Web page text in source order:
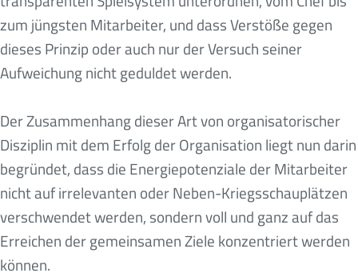
zum jüngsten Mitarbeiter, und dass Verstöße gegen
dieses Prinzip oder auch nur der Versuch seiner
Aufweichung nicht geduldet werden.
Der Zusammenhang dieser Art von organisatorischer
Disziplin mit dem Erfolg der Organisation liegt nun darin
begründet, dass die Energiepotenziale der Mitarbeiter
nicht auf irrelevanten oder Neben-Kriegsschauplätzen
verschwendet werden, sondern voll und ganz auf das
Erreichen der gemeinsamen Ziele konzentriert werden
können.